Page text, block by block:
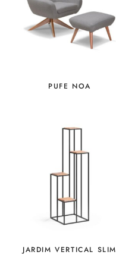
PUFE NOA
JARDIM VERTICAL SLIM